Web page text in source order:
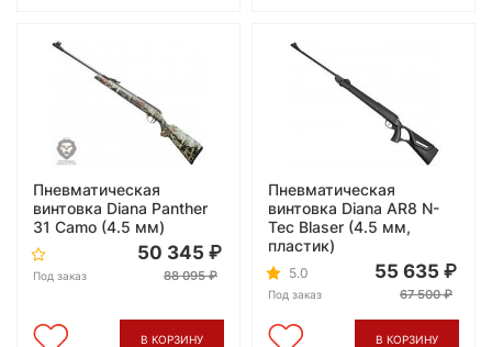
Пневматическая
винтовка Diana Panther
31 Camo (4.5 мм)
Под заказ
50 345
88 095
В КОРЗИНУ
Пневматическая
винтовка Diana AR8 N-
Tec Blaser (4.5 мм,
пластик)
5.0
Под заказ
55 635
67 500
В КОРЗИНУ